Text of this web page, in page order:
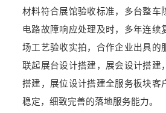
材料符合展馆验收标准，多台整车
电路故障响应处理及时，多年连续
场工艺验收实拍，合作企业出具的
联起展台设计搭建，展会设计搭建
搭建，展位设计搭建全服务板块客
稳定，细致完善的落地服务能力。